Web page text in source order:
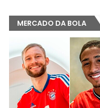
MERCADO DA BOLA